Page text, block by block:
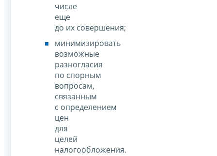
числе
еще
до их совершения;
минимизировать
возможные
разногласия
по спорным
вопросам,
связанным
с определением
цен
для
целей
налогообложения.